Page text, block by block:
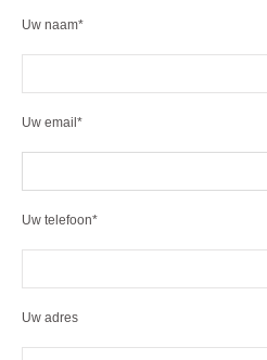
Uw naam*
Uw email*
Uw telefoon*
Uw adres